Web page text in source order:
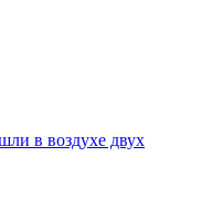
в воздухе двух